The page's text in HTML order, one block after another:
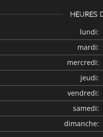
HEURES
lundi:
mardi:
mercredi:
jeudi:
vendredi:
samedi:
dimanche: